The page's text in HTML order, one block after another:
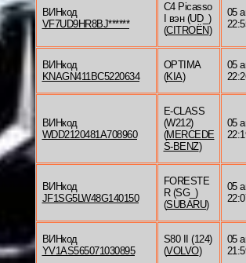
ВИНкод
VF7UD9HR8BJ******
C4 Picasso
I вэн (UD_)
(CITROËN)
05
ВИНкод
KNAGN411BC5220634
OPTIMA
(KIA)
05
ВИНкод
WDD2120481A708960
E-CLASS
(W212)
(MERCEDE
S-BENZ)
05
ВИНкод
JF1SG5LW48G140150
FORESTE
R (SG_)
(SUBARU)
05
ВИНкод
YV1AS565071030895
S80 II (124)
(VOLVO)
05